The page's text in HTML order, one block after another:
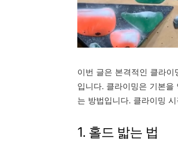
이번 글은 본격적인 클라
입니다. 클라이밍은 기본
는 방법입니다. 클라이밍
1. 홀드 밟는 법